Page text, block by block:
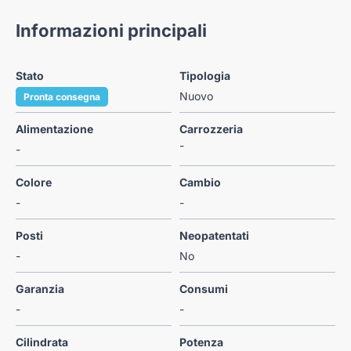
Informazioni principali
Stato
Pronta consegna
Tipologia
Nuovo
Alimentazione
-
Carrozzeria
-
Colore
-
Cambio
-
Posti
-
Neopatentati
No
Garanzia
-
Consumi
-
Cilindrata
Potenza